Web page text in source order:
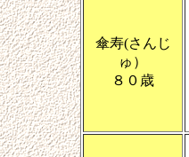
傘寿(さんじ
ゅ）
８０歳